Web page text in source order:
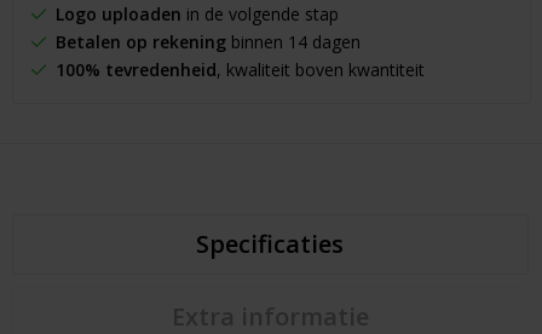
Logo uploaden in de volgende stap
Betalen op rekeningbinnen 14 dagen
100% tevredenheid, kwaliteit boven kwantiteit
Specificaties